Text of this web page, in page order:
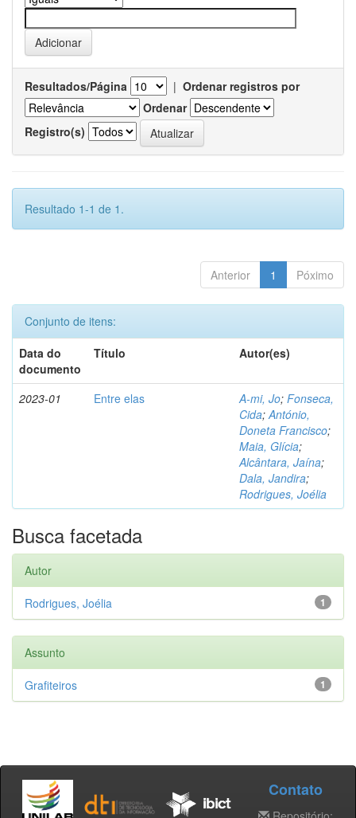
Resultados/Página | Ordenar registros por
Ordenar
Registro(s)
Resultado 1-1 de 1.
Anterior 1 Póximo
Conjunto de itens:
Data do
documento
Título Autor(es)
2023-01 Entre elas A-mi, Jo; Fonseca,
Cida;António,
Doneta Francisco;
Maia, Glícia;
Alcântara, Jaína;
Dala, Jandira;
Rodrigues, Joélia
Busca facetada
Autor
1
Rodrigues, Joélia
Assunto
1
Grafiteiros
Contato